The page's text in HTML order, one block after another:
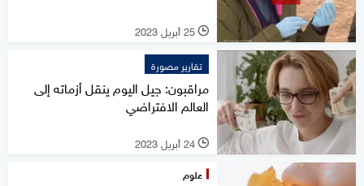
l 25 أبريل 2023
تقارير مصورة
مراقبون: جيل اليوم ينقل أزماته إلى
العالم الافتراضي
l 24 أبريل 2023
علوم